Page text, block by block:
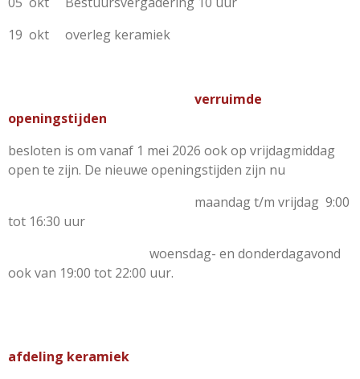
19 okt overleg keramiek
verruimde
openingstijden
besloten is om vanaf 1 mei 2026 ook op vrijdagmiddag
open te zijn. De nieuwe openingstijden zijn nu
maandag t/m vrijdag 9:00
tot 16:30 uur
woensdag- en donderdagavond
ook van 19:00 tot 22:00 uur.
afdeling keramiek